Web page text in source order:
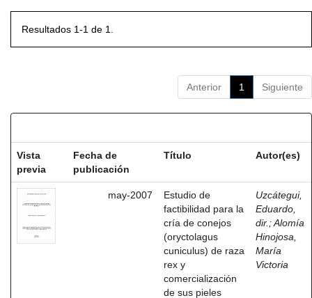
Resultados 1-1 de 1.
Anterior 1 Siguiente
Vista
previa
Fecha de
publicación
Título Autor(es)
may-2007
Estudio de
factibilidad para la
cría de conejos
(oryctolagus
cuniculus) de raza
rex y
comercialización
de sus pieles
Uzcátegui,
Eduardo,
dir. ;Alomía
Hinojosa,
María
Victoria